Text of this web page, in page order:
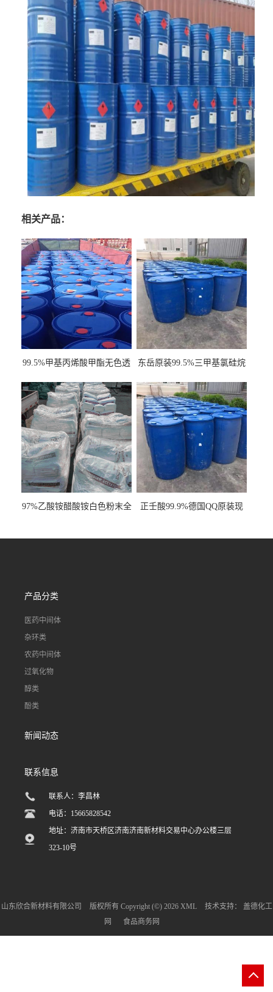
相关产品：
99.5%甲基丙烯酸甲酯无色透
东岳原装99.5%三甲基氯硅烷
97%乙酸铵醋酸铵白色粉末全
正壬酸99.9%德国QQ原装现
产品分类
医药中间体
杂环类
农药中间体
过氧化物
醇类
酚类
新闻动态
联系信息
联系人：李昌林
电话：15665828542
地址：济南市天桥区济南济南新材料交易中心办公楼三层
323-10号
山东欣合新材料有限公司 版权所有 Copyright (©) 2026 XML 技术支持：
盖德化工
网
食品商务网